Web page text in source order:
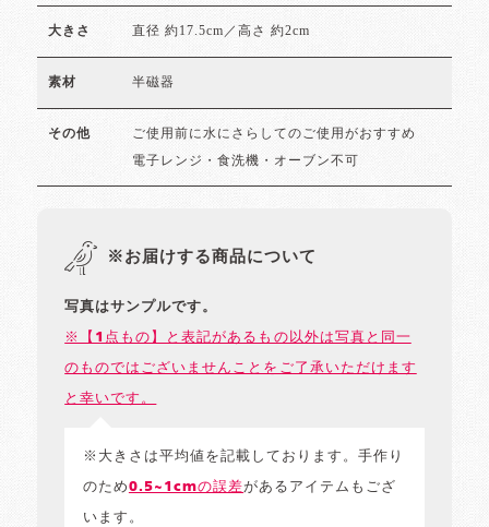
大きさ 直径 約17.5cm／高さ 約2cm
素材 半磁器
その他 ご使用前に水にさらしてのご使用がおすすめ
電子レンジ・食洗機・オーブン不可
※お届けする商品について
写真はサンプルです。
※【1点もの】と表記があるもの以外は写真と同一
のものではございませんことをご了承いただけます
と幸いです。
※大きさは平均値を記載しております。手作り
のため0.5~1cmの誤差があるアイテムもござ
います。